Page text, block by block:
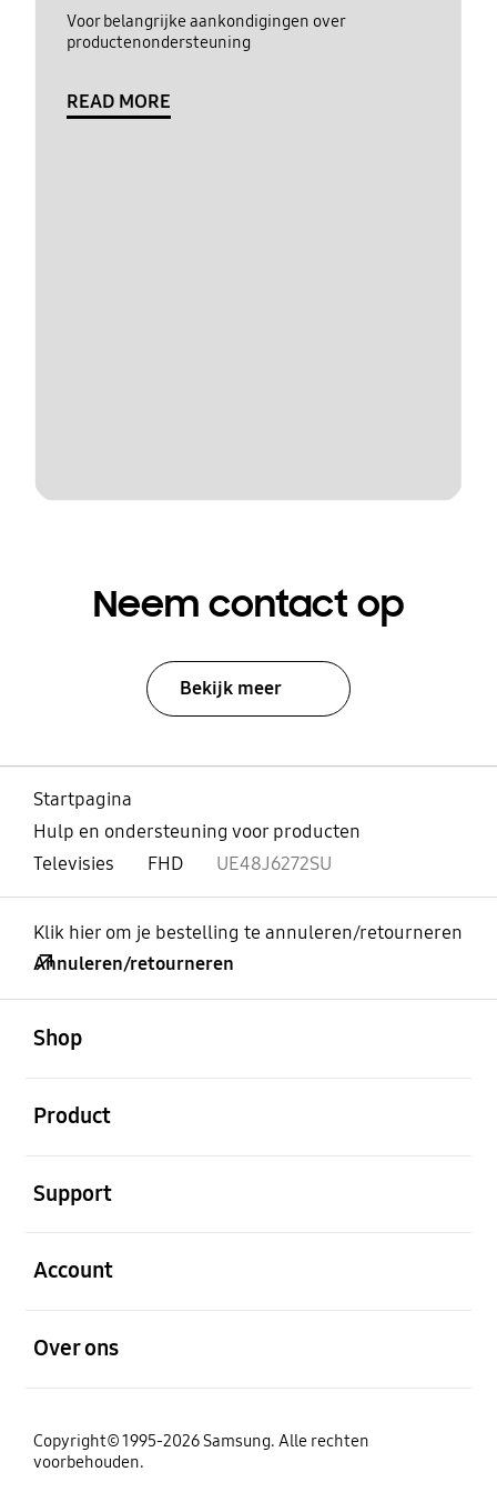
Voor belangrijke aankondigingen over
productenondersteuning
READ MORE
Neem contact op
Bekijk meer
Startpagina
Hulp en ondersteuning voor producten
Televisies
FHD UE48J6272SU
Klik hier om je bestelling te annuleren/retourneren
Annuleren/retourneren
Shop
Product
Support
Account
Over ons
Copyright© 1995-2026 Samsung. Alle rechten
voorbehouden.